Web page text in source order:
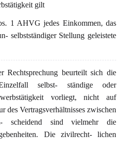
gilt
1 AHVG jedes Einkommen, das
selbstständiger Stellung geleistete
Rechtsprechung beurteilt sich die
selbst- ständige oder
vorliegt, nicht auf
des Vertragsverhältnisses zwischen
scheidend sind vielmehr die
Die zivilrecht- lichen